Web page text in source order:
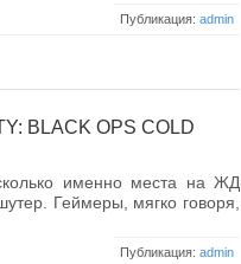
Публикация: admin
BLACK OPS COLD
именно места на ЖД
Геймеры, мягко говоря,
Публикация: admin